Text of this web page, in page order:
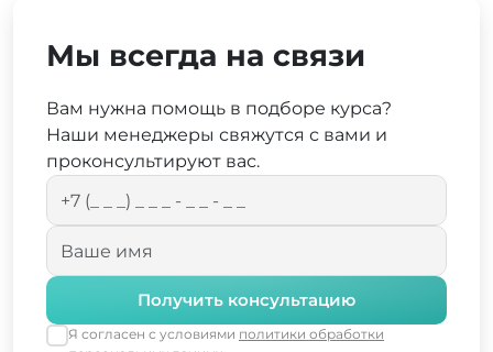
Мы всегда на связи
Вам нужна помощь в подборе курса?
Наши менеджеры свяжутся с вами и
проконсультируют вас.
Получить консультацию
Я согласен с условиями политики обработки